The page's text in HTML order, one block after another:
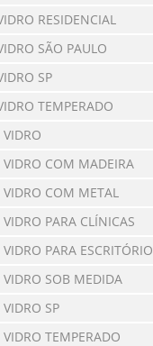
RESIDENCIAL
SÃO PAULO
SP
TEMPERADO
VIDRO COM MADEIRA
VIDRO COM METAL
PARA CLÍNICAS
PARA ESCRITÓRIO
VIDRO SOB MEDIDA
SP
TEMPERADO